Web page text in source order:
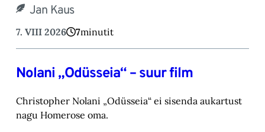
Jan Kaus
7. VIII 2026 7minutit
Nolani „Odüsseia“ – suur film
Christopher Nolani „Odüsseia“ ei sisenda aukartust
nagu Homerose oma.‎